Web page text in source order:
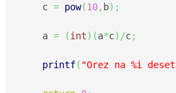
    c
= pow(10, b) ;
    a
= (int) (a*c)/c;
printf( "Orez na %i